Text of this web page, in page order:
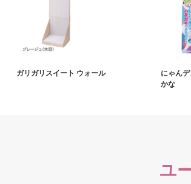
ガリガリスイート ウォール
にゃん
かな
ユ